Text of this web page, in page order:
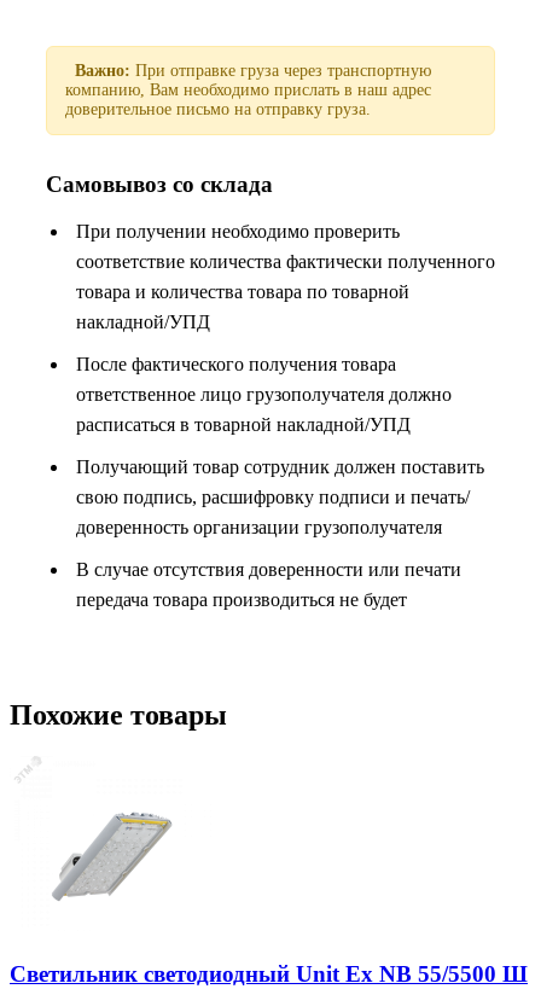
Важно: При отправке груза через транспортную
компанию, Вам необходимо прислать в наш адрес
доверительное письмо на отправку груза.
Самовывоз со склада
При получении необходимо проверить
соответствие количества фактически полученного
товара и количества товара по товарной
накладной/УПД
После фактического получения товара
ответственное лицо грузополучателя должно
расписаться в товарной накладной/УПД
Получающий товар сотрудник должен поставить
свою подпись, расшифровку подписи и печать/
доверенность организации грузополучателя
В случае отсутствия доверенности или печати
передача товара производиться не будет
Похожие товары
Светильник светодиодный Unit Ex NB 55/5500 Ш